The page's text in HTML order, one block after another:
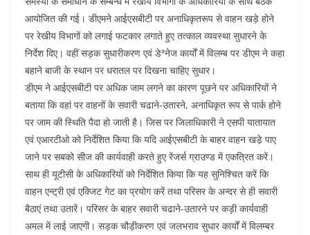
e
b
o
o
k
s
A
p
p
e
st
e
dI
n
gr
a
m
e
आयोजित की गई। डीएमने आईएसबीटी पर अनाधिकृतरूप से वाहन खड़े होने
पर रेखीय विभागों को लगाई फटकार लगाते हुए तत्काल व्यवस्था सुधारने के
निर्देश दिए। वहीं सड़क सुधारीकरण एवं डेªनेज कार्यों में विलम्ब पर डीएम ने कहा
बहाने बाजी के स्थान पर धरातल पर दिखना चाहिए सुधार।
डीएम ने आईएसबीटी पर अधिक जाम लगने का कारण पूछने पर अधिकारियों ने
बताया कि वहां पर वाहनों के सवारी चढाने-उतारने, अनाधिकृत रूप से पार्क होने
पर जाम की स्थिति पैदा हो जाती है। जिस पर जिलाधिकारी ने एसपी यातायात
एवं एआरटीओ को निर्देशित किया कि यदि आईएसबीटी के बाहर वाहन खडे़ पाए
जाने पर सबको सीज की कार्यवाही करते हुए रेंजर्स ग्राउण्ड में एकत्रित करें।
साथ ही यूटीसी के अधिकारियों को निर्देशित किया कि यह सुनिश्चित करें कि
वाहन एन्ट्री एवं एक्जिट गेट का प्रयोग करें तथा परिसर के अन्दर से ही सवारी
बैठाएं तथा उतारें। परिसर के बाहर सवारी चढाने-उतारने पर कड़ी कार्यवाही
अमल में लाई जाएगी। सड़क चौड़ीकरण एवं जलभराव सुधार कार्यों में विलम्बर